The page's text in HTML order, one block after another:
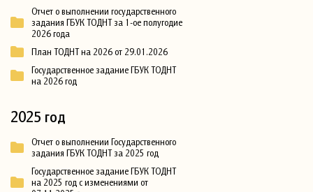
Отчет о выполнении государственного
задания ГБУК ТОДНТ за 1-ое полугодие
2026 года
План ТОДНТ на 2026 от 29.01.2026
Государственное задание ГБУК ТОДНТ
на 2026 год
2025 год
Отчет о выполнении Государственного
задания ГБУК ТОДНТ за 2025 год
Государственное задание ГБУК ТОДНТ
на 2025 год с изменениями от